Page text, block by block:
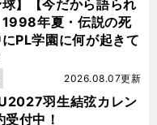
球】【今だから語られ
1998年夏・伝説の死
PL学園に何が起きて
羽生結弦カレン
付中！
2026.08.07更新